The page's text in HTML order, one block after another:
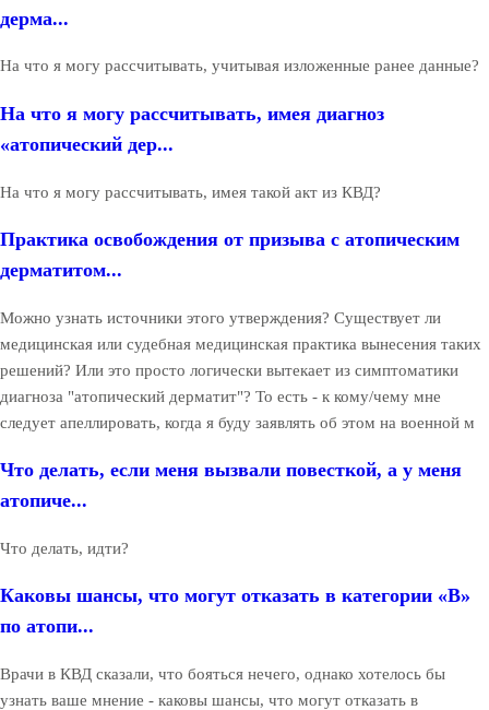
дерма...
На что я могу рассчитывать, учитывая изложенные ранее данные?
На что я могу рассчитывать, имея диагноз
«атопический дер...
На что я могу рассчитывать, имея такой акт из КВД?
Практика освобождения от призыва с атопическим
дерматитом...
Можно узнать источники этого утверждения? Существует ли
медицинская или судебная медицинская практика вынесения таких
решений? Или это просто логически вытекает из симптоматики
диагноза "атопический дерматит"? То есть - к кому/чему мне
следует апеллировать, когда я буду заявлять об этом на военной м
Что делать, если меня вызвали повесткой, а у меня
атопиче...
Что делать, идти?
Каковы шансы, что могут отказать в категории «В»
по атопи...
Врачи в КВД сказали, что бояться нечего, однако хотелось бы
узнать ваше мнение - каковы шансы, что могут отказать в